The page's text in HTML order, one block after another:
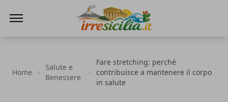
Home
Salute e
Benessere
Fare stretching: perché
contribuisce a mantenere il corpo
in salute